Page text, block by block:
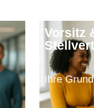
Vorsitz
Ihre